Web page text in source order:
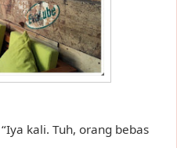
kali. Tuh, orang bebas